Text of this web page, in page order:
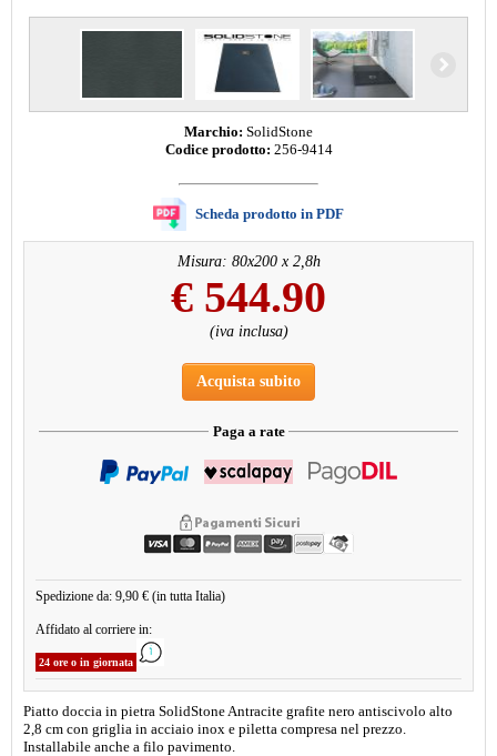
Marchio: SolidStone
Codice prodotto: 256-9414
Scheda prodotto in PDF
Misura: 80x200 x 2,8h
€ 544.90
(iva inclusa)
Acquista subito
Paga a rate
Spedizione da: 9,90 € (in tutta Italia)
Affidato al corriere in:
24 ore o in giornata
Piatto doccia in pietra SolidStone Antracite grafite nero antiscivolo alto
2,8 cm con griglia in acciaio inox e piletta compresa nel prezzo.
Installabile anche a filo pavimento.